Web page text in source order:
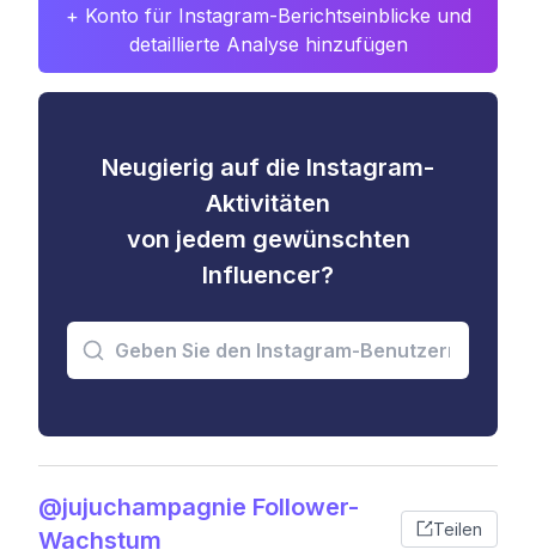
+ Konto für Instagram-Berichtseinblicke und
detaillierte Analyse hinzufügen
Neugierig auf die Instagram-
Aktivitäten
von jedem gewünschten
Influencer?
@jujuchampagnie Follower-
Wachstum
Teilen